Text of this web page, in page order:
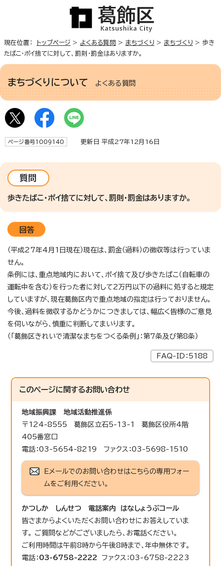
現在位置： トップページ > よくある質問 > まちづくり > まちづくり > 歩き
たばこ・ポイ捨てに対して、罰則・罰金はありますか。
まちづくりについて よくある質問
ページ番号1009140 更新日 平成27年12月16日
質問
歩きたばこ・ポイ捨てに対して、罰則・罰金はありますか。
回答
（平成27年4月1日現在）現在は、罰金（過料）の徴収等は行っていま
せん。
条例には、重点地域内において、ポイ捨て及び歩きたばこ（自転車の
運転中を含む）を行った者に対して2万円以下の過料に処すると規定
していますが、現在葛飾区内で重点地域の指定は行っておりません。
今後、過料を徴収するかどうかにつきましては、幅広く皆様のご意見
を伺いながら、慎重に判断してまいります。
（「葛飾区きれいで清潔なまちをつくる条例」：第7条及び第8条）
FAQ-ID：5188
このページに関するお問い合わせ
地域振興課
地域活動推進係
〒124-8555 葛飾区立石5-13-1 葛飾区役所4階
405番窓口
電話：03-5654-8219 ファクス：03-5698-1510
Eメールでのお問い合わせはこちらの専用フォー
ムをご利用ください。
かつしか しんせつ 電話案内 はなしょうぶコール
皆さまからよくいただくお問い合わせにお答えしていま
す。 ご質問などがございましたら、お電話ください。
ご利用時間は午前8時から午後8時まで、年中無休です。
電話： 03-6758-2222 ファクス：03-6758-2223